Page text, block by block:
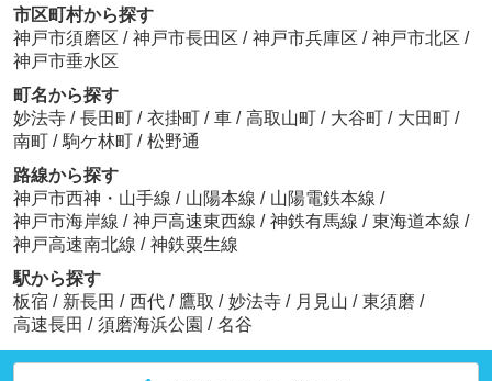
市区町村から探す
神戸市須磨区 / 神戸市長田区 / 神戸市兵庫区 / 神戸市北区 /
神戸市垂水区
町名から探す
妙法寺 / 長田町 / 衣掛町 / 車 / 高取山町 / 大谷町 / 大田町 /
南町 / 駒ケ林町 / 松野通
路線から探す
神戸市西神・山手線 / 山陽本線 / 山陽電鉄本線 /
神戸市海岸線 / 神戸高速東西線 / 神鉄有馬線 / 東海道本線 /
神戸高速南北線 / 神鉄粟生線
駅から探す
板宿 / 新長田 / 西代 / 鷹取 / 妙法寺 / 月見山 / 東須磨 /
高速長田 / 須磨海浜公園 / 名谷